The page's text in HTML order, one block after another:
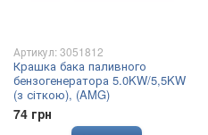
Артикул: 3051812
Крашка бака паливного
бензогенератора 5.0KW/5,5KW
(з сіткою), (AMG)
74 грн